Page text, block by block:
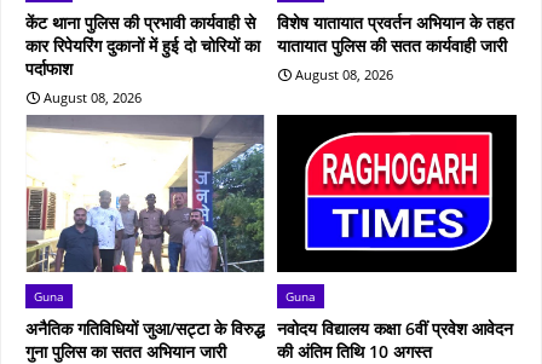
केंट थाना पुलिस की प्रभावी कार्यवाही से
कार रिपेयरिंग दुकानों में हुई दो चोरियों का
पर्दाफाश
August 08, 2026
विशेष यातायात प्रवर्तन अभियान के तहत
यातायात पुलिस की सतत कार्यवाही जारी
August 08, 2026
Guna
अनैतिक गतिविधियों जुआ/सट्टा के विरुद्ध
गुना पुलिस का सतत अभियान जारी
Guna
नवोदय विद्यालय कक्षा 6वीं प्रवेश आवेदन
की अंतिम तिथि 10 अगस्त